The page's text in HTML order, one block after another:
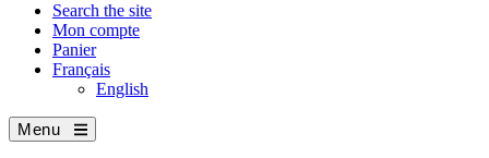
Search the site
Mon compte
Panier
Français
English
Menu